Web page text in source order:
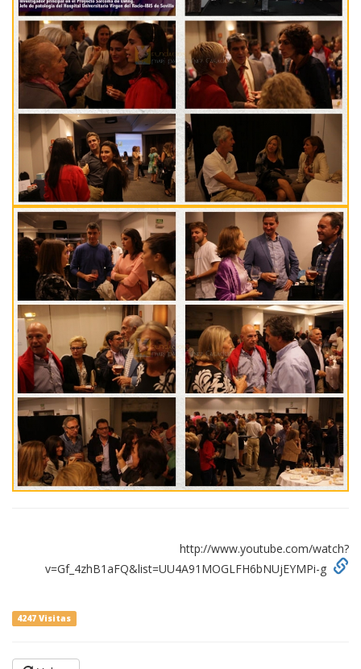
http://www.youtube.com/watch?
v=Gf_4zhB1aFQ&list=UU4A91MOGLFH6bNUjEYMPi-g
4247 Visitas